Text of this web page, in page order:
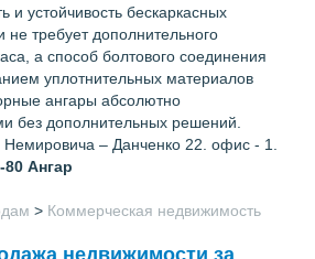
и устойчивость бескаркасных
не требует дополнительного
а способ болтового соединения
уплотнительных материалов
ангары абсолютно
без дополнительных решений.
– Данченко 22. офис - 1.
80 Ангар
> Коммерческая недвижимость
недвижимости за